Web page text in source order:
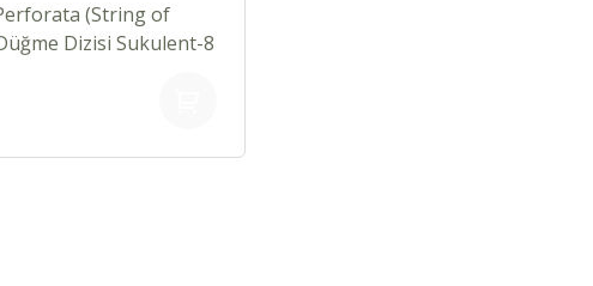
(String of
Dizisi Sukulent-8